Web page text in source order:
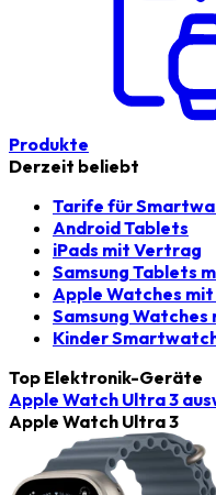
Produkte
Derzeit beliebt
Tarife für
Android Tablets
iPads mit Vertrag
Samsung Tablets
Apple Watches
Samsung
Kinder
Top Elektronik-Geräte
Apple Watch Ultra 3
Apple Watch Ultra 3